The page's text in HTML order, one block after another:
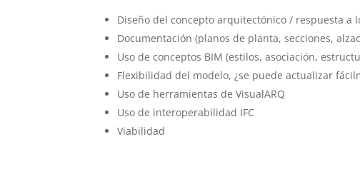
Diseño del concepto arquitectónico / respuesta a
Documentación (planos de planta, secciones,
Uso de conceptos BIM (estilos, asociación,
Flexibilidad del modelo, ¿se puede actualizar
Uso de herramientas de VisualARQ
Uso de interoperabilidad IFC
Viabilidad